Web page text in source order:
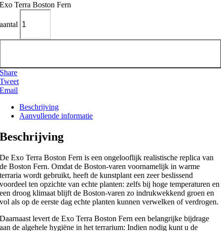
Exo Terra Boston Fern
aantal
Share
Tweet
Email
Beschrijving
Aanvullende informatie
Beschrijving
De Exo Terra Boston Fern is een ongelooflijk realistische replica van
de Boston Fern. Omdat de Boston-varen voornamelijk in warme
terraria wordt gebruikt, heeft de kunstplant een zeer beslissend
voordeel ten opzichte van echte planten: zelfs bij hoge temperaturen en
een droog klimaat blijft de Boston-varen zo indrukwekkend groen en
vol als op de eerste dag echte planten kunnen verwelken of verdrogen.
Daarnaast levert de Exo Terra Boston Fern een belangrijke bijdrage
aan de algehele hygiëne in het terrarium: Indien nodig kunt u de